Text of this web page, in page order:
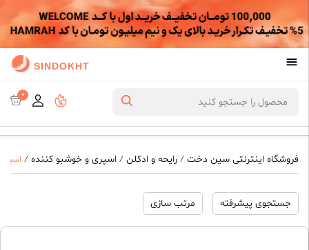
SINDOKHT
0
فروشگاه اینترنتی سین دخت / رایحه و ادکلن / اسپری و خوشبو کننده /
جستجوی پیشرفته مرتب سازی